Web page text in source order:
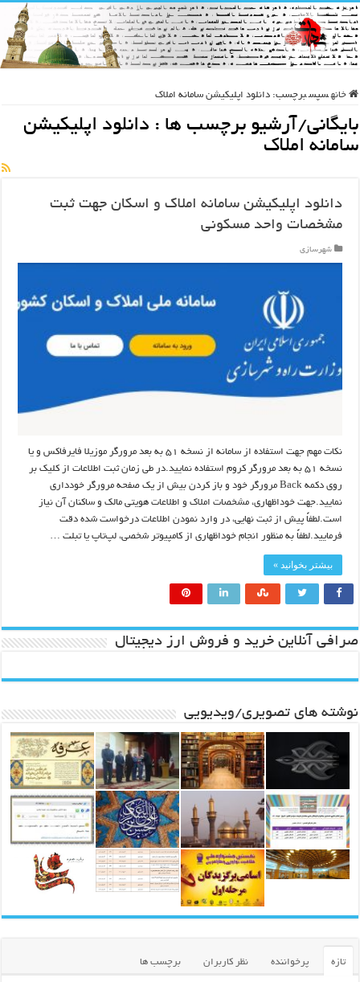
خانه سپس برچسب: دانلود اپلیکیشن سامانه املاک
بایگانی/آرشیو برچسب ها : دانلود اپلیکیشن
سامانه املاک
دانلود اپلیکیشن سامانه املاک و اسکان جهت ثبت
مشخصات واحد مسکونی
شهرسازی
نکات مهم جهت استفاده از سامانه از نسخه ۵۱ به بعد مرورگر موزیلا فایرفاکس و یا
نسخه ۵۱ به بعد مرورگر کروم استفاده نمایید.در طی زمان ثبت اطلاعات از کلیک بر
روی دکمه Back مرورگر خود و باز کردن بیش از یک صفحه مرورگر خودداری
نمایید.جهت خوداظهاری، مشخصات املاک و اطلاعات هویتی مالک و ساکنان آن نیاز
است.لطفاً پیش از ثبت نهایی، در وارد نمودن اطلاعات درخواست شده دقت
فرمایید.لطفاً به منظور انجام خوداظهاری از کامپیوتر شخصی، لپ‌تاپ یا تبلت …
بیشتر بخوانید »
صرافی آنلاین خرید و فروش ارز دیجیتال
نوشته های تصویری/ویدیویی
تازه پرخواننده نظر کاربران برچسب ها